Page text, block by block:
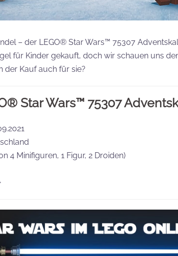
– der LEGO® Star Wars™ 75307
für Kinder gekauft, doch wir schauen uns
der Kauf auch für sie?
Star Wars™ 75307
4 Minifiguren, 1 Figur, 2 Droiden)